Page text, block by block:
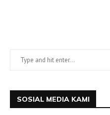
SOSIAL MEDIA KAMI